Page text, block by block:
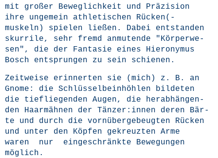
mit gro­ßer Beweg­lich­keit und Prä­zi­si­on
ihre unge­mein ath­le­ti­schen Rücken(-
muskeln) spie­len lie­ßen. Dabei ent­stan­den
skur­ri­le, sehr fremd anmu­ten­de "Kör­per­we­
sen", die der Fan­ta­sie eines Hie­ro­ny­mus
Bosch ent­sprun­gen zu sein schienen.
Zeit­wei­se erin­ner­ten sie (mich) z. B. an
Gno­me: die Schlüs­sel­bein­höh­len bil­de­ten
die tief­lie­gen­den Augen, die her­ab­hän­gen­
den Haar­mäh­nen der Tänzer:innen deren Bär­
te und durch die vorn­über­ge­beug­ten Rücken
und unter den Köp­fen gekreuz­ten Arme
waren nur ein­ge­schränk­te Bewe­gun­gen
möglich.